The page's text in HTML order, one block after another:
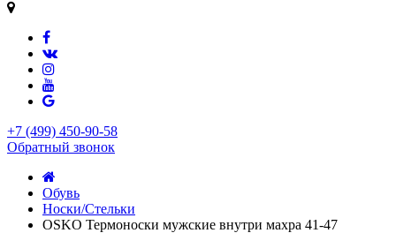
+7 (499) 450-90-58
Обратный звонок
Обувь
Носки/Стельки
OSKO Термоноски мужские внутри махра 41-47